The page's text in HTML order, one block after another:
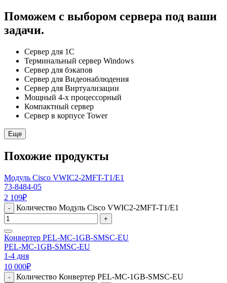
Поможем с выбором сервера под ваши
задачи.
Сервер для 1С
Терминальный сервер Windows
Сервер для бэкапов
Сервер для Видеонаблюдения
Сервер для Виртуализации
Мощный 4-х процессорный
Компактный сервер
Сервер в корпусе Tower
Еще
Похожие продукты
Модуль Cisco VWIC2-2MFT-T1/E1
73-8484-05
2 109₽
- Количество Модуль Cisco VWIC2-2MFT-T1/E1
+
Конвертер PEL-MC-1GB-SMSC-EU
PEL-MC-1GB-SMSC-EU
1-4 дня
10 000₽
- Количество Конвертер PEL-MC-1GB-SMSC-EU